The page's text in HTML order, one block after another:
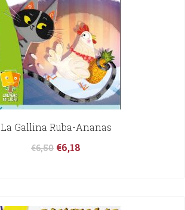
La Gallina Ruba-Ananas
€6,50 €6,18